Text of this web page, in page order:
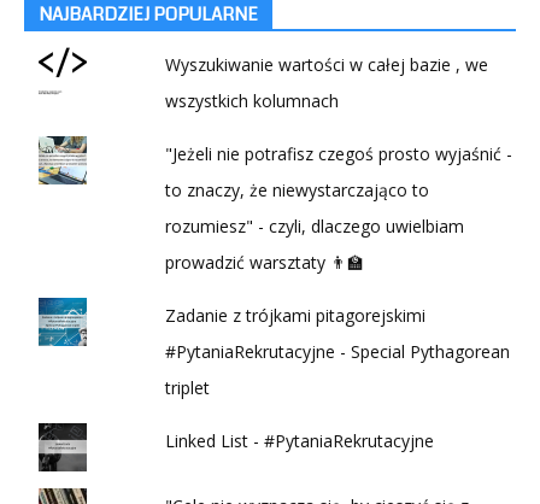
NAJBARDZIEJ POPULARNE
Wyszukiwanie wartości w całej bazie , we
wszystkich kolumnach
"Jeżeli nie potrafisz czegoś prosto wyjaśnić -
to znaczy, że niewystarczająco to
rozumiesz" - czyli, dlaczego uwielbiam
prowadzić warsztaty 👨‍🏫
Zadanie z trójkami pitagorejskimi
#PytaniaRekrutacyjne - Special Pythagorean
triplet
Linked List - #PytaniaRekrutacyjne